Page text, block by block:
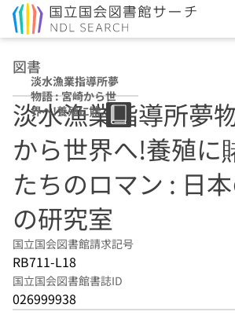
図書
淡水漁業指導所夢
物語 : 宮崎から世
界へ!養殖に賭け
た男たちのロマン
: 日本の最先端の
研究室
淡水漁業指導所夢
から世界へ!養殖に
たちのロマン : 日
の研究室
国立国会図書館請求記号
RB711-L18
国立国会図書館書誌ID
026999938